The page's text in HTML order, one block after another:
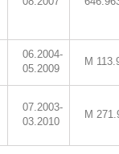
06.2004-
05.2009
M
07.2003-
03.2010
M